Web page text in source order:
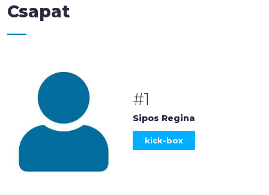
Csapat
#1
Sipos Regina
kick-box